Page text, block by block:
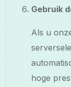
Gebruik
Als u
hoge